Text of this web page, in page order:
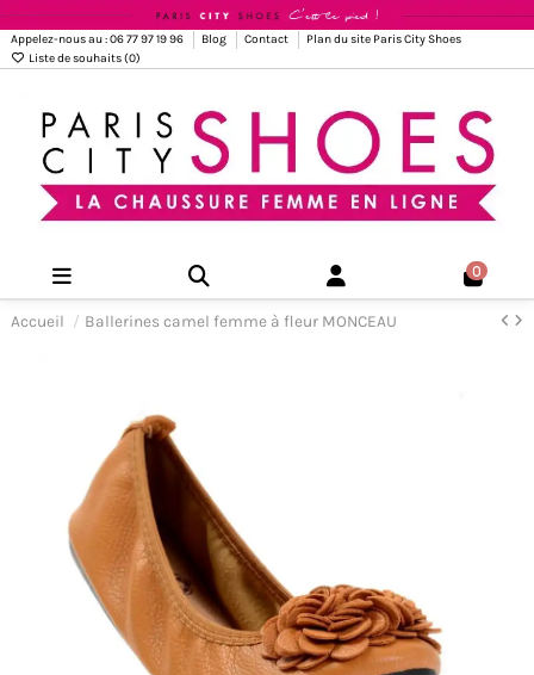
Appelez-nous au : 06 77 97 19 96 Blog Contact
Plan du site Paris City Shoes
Liste de souhaits (0)
0
Accueil Ballerines camel femme à fleur MONCEAU